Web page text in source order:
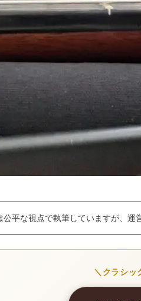
公平な視点で執筆していますが、運
＼クラシッ